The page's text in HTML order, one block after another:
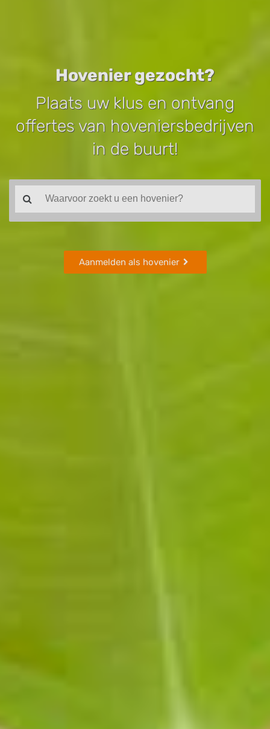
Hovenier gezocht?
Plaats uw klus en ontvang
offertes van hoveniersbedrijven
in de buurt!
Aanmelden als hovenier